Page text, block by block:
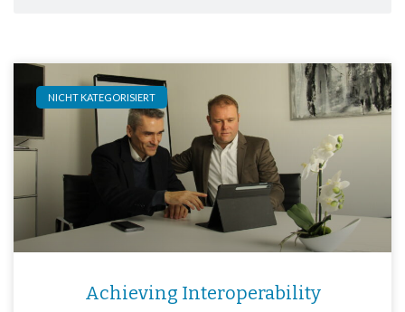
NICHT KATEGORISIERT
Achieving Interoperability